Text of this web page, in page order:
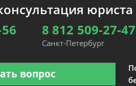
юриста
8 812 509-27-47
Санкт-Петербург
вопрос